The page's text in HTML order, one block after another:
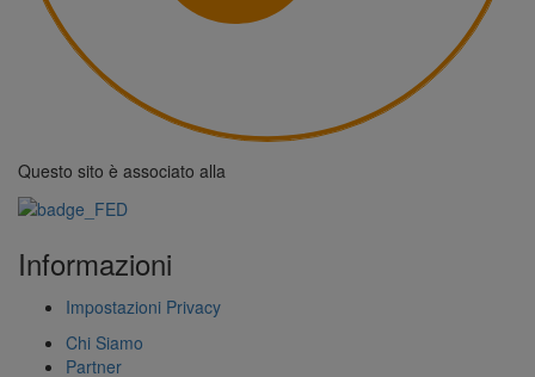
Questo sito è associato alla
Informazioni
Impostazioni Privacy
Chi Siamo
Partner